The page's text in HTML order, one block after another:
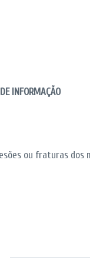
INFORMAÇÃO
ou fraturas dos